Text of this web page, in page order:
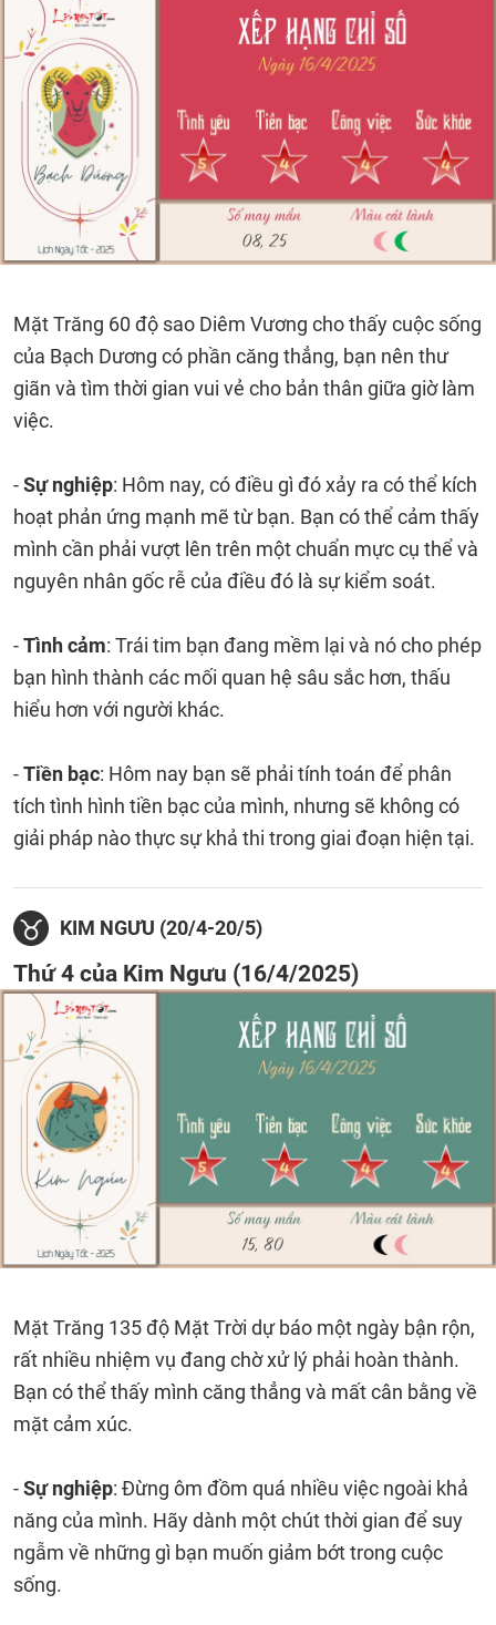
Mặt Trăng 60 độ sao Diêm Vương cho thấy cuộc sống
của Bạch Dương có phần căng thẳng, bạn nên thư
giãn và tìm thời gian vui vẻ cho bản thân giữa giờ làm
việc.
-Sự nghiệp: Hôm nay, có điều gì đó xảy ra có thể kích
hoạt phản ứng mạnh mẽ từ bạn. Bạn có thể cảm thấy
mình cần phải vượt lên trên một chuẩn mực cụ thể và
nguyên nhân gốc rễ của điều đó là sự kiểm soát.
-Tình cảm: Trái tim bạn đang mềm lại và nó cho phép
bạn hình thành các mối quan hệ sâu sắc hơn, thấu
hiểu hơn với người khác.
-Tiền bạc: Hôm nay bạn sẽ phải tính toán để phân
tích tình hình tiền bạc của mình, nhưng sẽ không có
giải pháp nào thực sự khả thi trong giai đoạn hiện tại.
KIM NGƯU (20/4-20/5)
Thứ 4 của Kim Ngưu (16/4/2025)
Mặt Trăng 135 độ Mặt Trời dự báo một ngày bận rộn,
rất nhiều nhiệm vụ đang chờ xử lý phải hoàn thành.
Bạn có thể thấy mình căng thẳng và mất cân bằng về
mặt cảm xúc.
-Sự nghiệp: Đừng ôm đồm quá nhiều việc ngoài khả
năng của mình. Hãy dành một chút thời gian để suy
ngẫm về những gì bạn muốn giảm bớt trong cuộc
sống.